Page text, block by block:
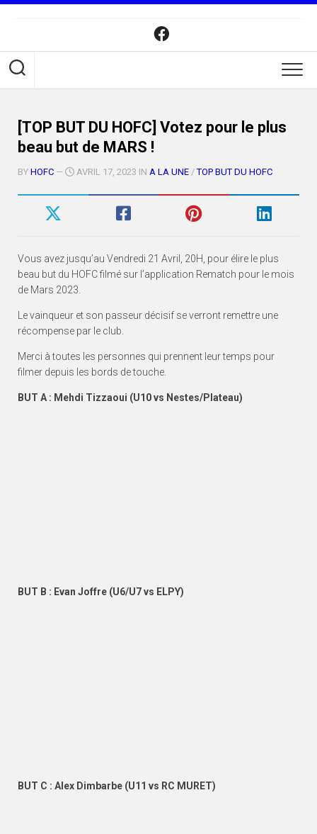
Skip
[TOP BUT DU HOFC] Votez pour le plus
beau but de MARS !
BY HOFC — AVRIL 17, 2023 IN A LA UNE /TOP BUT DU HOFC
Vous avez jusqu’au Vendredi 21 Avril, 20H, pour élire le plus
beau but du HOFC filmé sur l’application Rematch pour le mois
de Mars 2023.
Le vainqueur et son passeur décisif se verront remettre une
récompense par le club.
Merci à toutes les personnes qui prennent leur temps pour
filmer depuis les bords de touche.
BUT A : Mehdi Tizzaoui (U10 vs Nestes/Plateau)
BUT B : Evan Joffre (U6/U7 vs ELPY)
BUT C : Alex Dimbarbe (U11 vs RC MURET)